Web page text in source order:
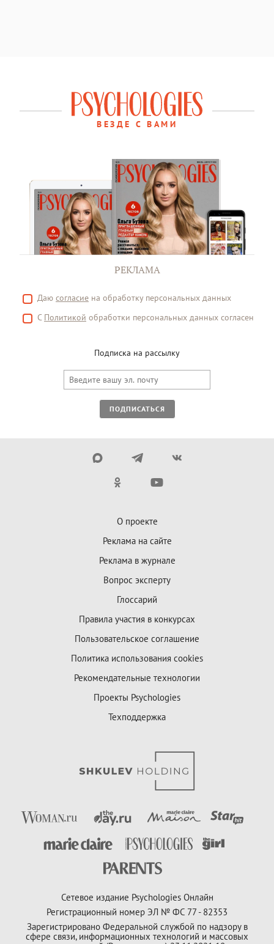
ВЕЗДЕ С ВАМИ
РЕКЛАМА
Даю согласие на обработку персональных данных
С Политикой обработки персональных данных согласен
Подписка на рассылку
ПОДПИСАТЬСЯ
О проекте
Реклама на сайте
Реклама в журнале
Вопрос эксперту
Глоссарий
Правила участия в конкурсах
Пользовательское соглашение
Политика использования cookies
Рекомендательные технологии
Проекты Psychologies
Техподдержка
Сетевое издание Psychologies Онлайн
Регистрационный номер ЭЛ № ФС 77 - 82353
Зарегистрировано Федеральной службой по надзору в
сфере связи, информационных технологий и массовых